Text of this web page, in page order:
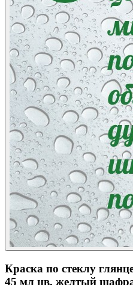
Краска по стеклу
45 мл цв. желтый